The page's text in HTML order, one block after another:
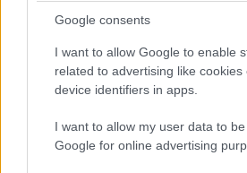
Google consents
I want to allow Google to enable
related to advertising like cookies
device identifiers in apps.
I want to allow my user data to
Google for online advertising
Στο Δαφνί είναι?
Απαντήστε